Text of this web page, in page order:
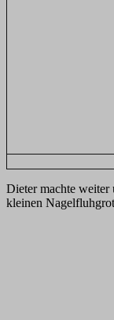
Dieter machte weiter
kleinen